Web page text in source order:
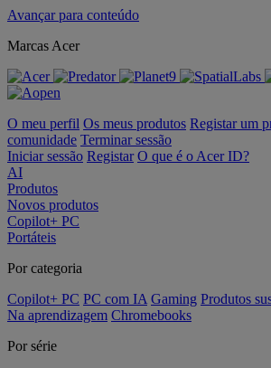
Avançar para conteúdo
Marcas Acer
O meu perfil Os meus produtos Registar um
comunidade Terminar sessão
Iniciar sessão Registar O que é o Acer ID?
AI
Produtos
Novos produtos
Copilot+ PC
Portáteis
Por categoria
Copilot+ PC PC com IA Gaming Produtos
Na aprendizagem Chromebooks
Por série